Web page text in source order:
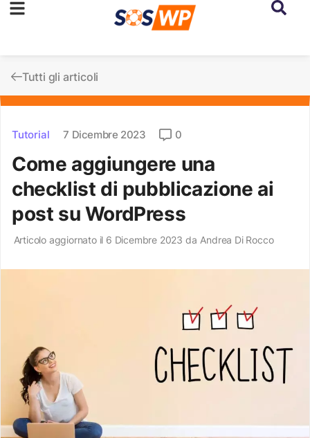
Tutti gli articoli
Tutorial 7 Dicembre 2023 0
Come aggiungere una
checklist di pubblicazione ai
post su WordPress
Articolo aggiornato il 6 Dicembre 2023 da Andrea Di Rocco